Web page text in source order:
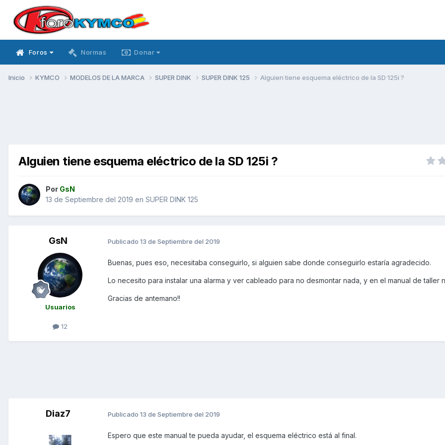
Foros Normas Donar
Inicio KYMCO MODELOS DE LA MARCA SUPER DINK SUPER DINK 125 Alguien tiene esquema eléctrico de la SD 125i ?
Alguien tiene esquema eléctrico de la SD 125i ?
Por GsN
13 de Septiembre del 2019 en SUPER DINK 125
GsN
Usuarios
12
Publicado 13 de Septiembre del 2019
Buenas, pues eso, necesitaba conseguirlo, si alguien sabe donde conseguirlo estaría agradecido.
Lo necesito para instalar una alarma y ver cableado para no desmontar nada, y en el manual de taller
Gracias de antemano!!
Diaz7 Publicado 13 de Septiembre del 2019
Espero que este manual te pueda ayudar, el esquema eléctrico está al final.